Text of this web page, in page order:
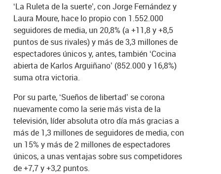
‘La Ruleta de la suerte’, con Jorge Fernández y
Laura Moure, hace lo propio con 1.552.000
seguidores de media, un 20,8% (a +11,8 y +8,5
puntos de sus rivales) y más de 3,3 millones de
espectadores únicos y, antes, también ‘Cocina
abierta de Karlos Arguiñano’ (852.000 y 16,8%)
suma otra victoria.
Por su parte, ‘Sueños de libertad’ se corona
nuevamente como la serie más vista de la
televisión, líder absoluta otro día más gracias a
más de 1,3 millones de seguidores de media, con
un 15% y más de 2 millones de espectadores
únicos, a unas ventajas sobre sus competidores
de +7,7 y +3,2 puntos.